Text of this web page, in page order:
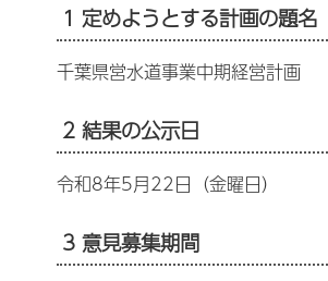
1 定めようとする計画の題名
千葉県営水道事業中期経営計画
2 結果の公示日
令和8年5月22日（金曜日）
3 意見募集期間